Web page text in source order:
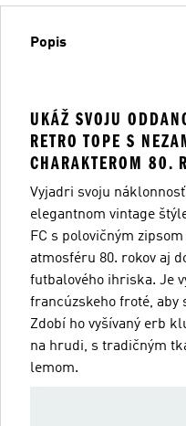
Popis
UKÁŽ SVOJU
RETRO TOPE S
CHARAKTEROM 80.
Vyjadri svoju
elegantnom vintage
FC s polovičným
atmosféru 80. rokov aj
futbalového ihriska. Je
francúzskeho froté, aby
Zdobí ho vyšívaný erb
na hrudi, s tradičným
lemom.